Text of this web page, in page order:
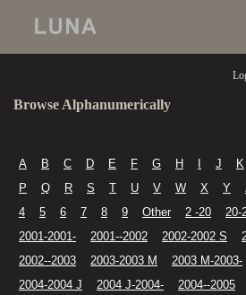
Browse Alphanumerically
A B C D E F G H J K
P
Q R S T U V W X Y
4
5 6 7 8 9 Other 2 -20 20-
2001-2001-
2001--2002 2002-2002 S
2002--2003
2003-2003 M 2003 M-2003-
2004-2004 J
2004 J-2004- 2004--2005